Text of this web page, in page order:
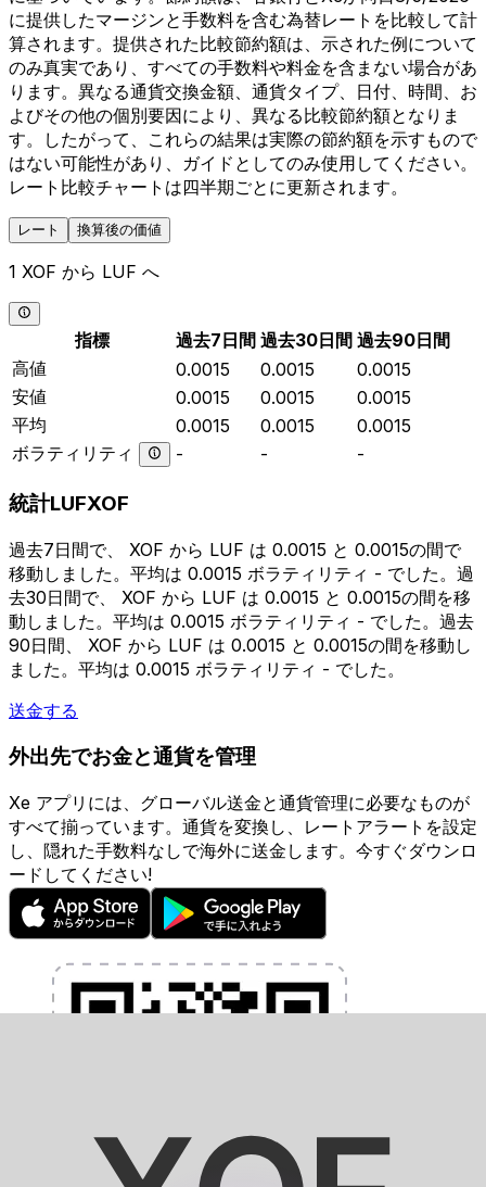
に提供したマージンと手数料を含む為替レートを比較して計
算されます。提供された比較節約額は、示された例について
のみ真実であり、すべての手数料や料金を含まない場合があ
ります。異なる通貨交換金額、通貨タイプ、日付、時間、お
よびその他の個別要因により、異なる比較節約額となりま
す。したがって、これらの結果は実際の節約額を示すもので
はない可能性があり、ガイドとしてのみ使用してください。
レート比較チャートは四半期ごとに更新されます。
レート 換算後の価値
1 XOF から LUF へ
指標 過去7日間 過去30日間 過去90日間
高値
0.0015 0.0015
0.0015
安値
0.0015 0.0015
0.0015
平均
0.0015 0.0015
0.0015
ボラティリティ
- - -
統計LUFXOF
過去7日間で、 XOF から LUF は 0.0015 と 0.0015の間で
移動しました。平均は 0.0015 ボラティリティ - でした。過
去30日間で、 XOF から LUF は 0.0015 と 0.0015の間を移
動しました。平均は 0.0015 ボラティリティ - でした。過去
90日間、 XOF から LUF は 0.0015 と 0.0015の間を移動し
ました。平均は 0.0015 ボラティリティ - でした。
送金する
外出先でお金と通貨を管理
Xe アプリには、グローバル送金と通貨管理に必要なものが
すべて揃っています。通貨を変換し、レートアラートを設定
し、隠れた手数料なしで海外に送金します。今すぐダウンロ
ードしてください!